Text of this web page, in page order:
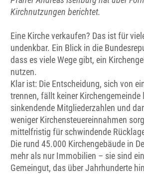
Kirchnutzungen berichtet.
Eine Kirche verkaufen? Das ist für
undenkbar. Ein Blick in die
dass es viele Wege gibt, ein
nutzen.
Klar ist: Die Entscheidung, sich von
trennen, fällt keiner Kirchengemeinde
sinkendende Mitgliederzahlen und
weniger Kirchensteuereinnahmen
mittelfristig für schwindende
Die rund 45.000 Kirchengebäude in
mehr als nur Immobilien – sie sind
Gemeingut, das über Jahrhunderte